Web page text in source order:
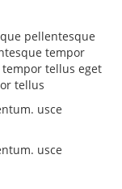
pellentesque
tempor
tellus eget
tellus
usce
usce